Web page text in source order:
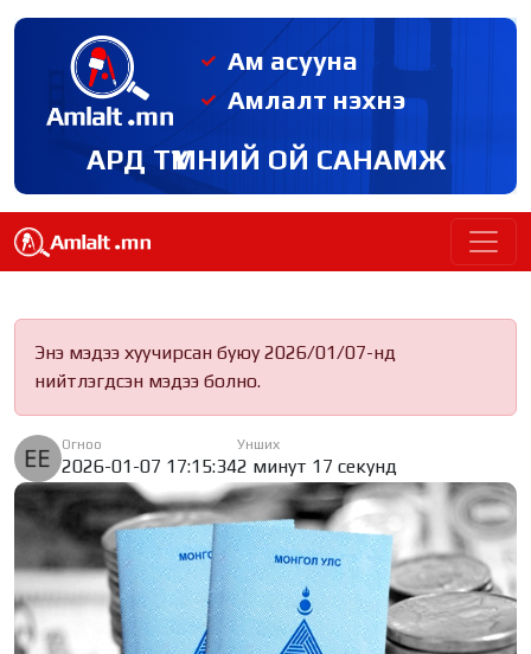
Ам асууна
Амлалт нэхнэ
АРД ТҮМНИЙ ОЙ САНАМЖ
Энэ мэдээ хуучирсан буюу 2026/01/07-нд
нийтлэгдсэн мэдээ болно.
Огноо
2026-01-07 17:15:34
Унших
2 минут 17 секунд